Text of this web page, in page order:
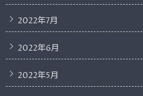
2022年7月
2022年6月
2022年5月